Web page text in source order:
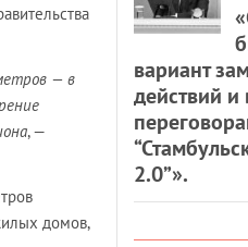
— в
, —
домов,
вариант
действий
2.0”».